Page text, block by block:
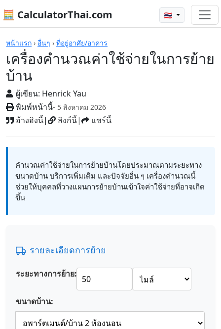
🧮 CalculatorThai.com 🇹🇭
หน้าแรก › อื่นๆ › ที่อยู่อาศัย/อาคาร
เครื่องคำนวณค่าใช้จ่ายในการย้าย
บ้าน
ผู้เขียน: Henrick Yau
พิมพ์หน้านี้- 5 สิงหาคม 2026
อ้างอิงนี้| ลิงก์นี้| แชร์นี้
เครื่องคิดเลข
คำนวณค่าใช้จ่ายในการย้ายบ้านโดยประมาณตามระยะทาง
ขนาดบ้าน บริการเพิ่มเติม และปัจจัยอื่น ๆ เครื่องคำนวณนี้
ช่วยให้บุคคลที่วางแผนการย้ายบ้านเข้าใจค่าใช้จ่ายที่อาจเกิด
ขึ้น
รายละเอียดการย้าย
ระยะทางการย้าย:
ขนาดบ้าน: